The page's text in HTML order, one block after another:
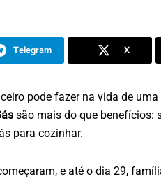
Telegram X
pode fazer na vida de
são mais do que benefícios:
para cozinhar.
e até o dia 29,